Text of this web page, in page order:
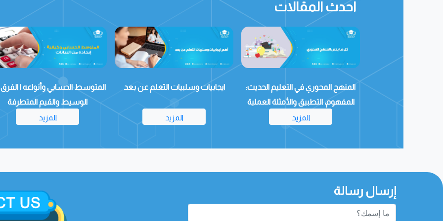
احدث المقالات
في التعليم الحديث:
والأمثلة العملية
ايجابيات وسلبيات التعلم عن بعد
المزيد
المتوسط الحسابي وأنواعه | الفرق مع
الوسيط والقيم المتطرفة
المزيد
اختبار قياس تحصيلي دليلك الشامل
الاختبارات ومواعيد الحجز
المزيد
إرسال رسالة